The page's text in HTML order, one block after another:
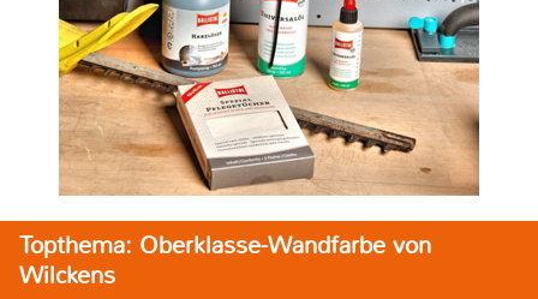
Topthema: Oberklasse-Wandfarbe von
Wilckens